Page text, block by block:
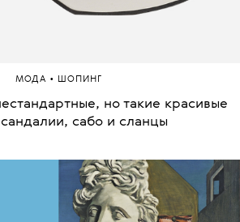
МОДА • ШОПИНГ
но такие красивые
сабо и сланцы